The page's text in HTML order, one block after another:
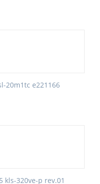
20m1tc e221166
kls-320ve-p rev.01